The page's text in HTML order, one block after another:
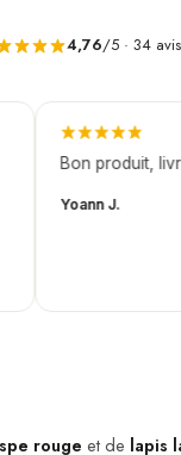
4,76/5 · 34
Bon produit,
Yoann J.
rouge et de lapis